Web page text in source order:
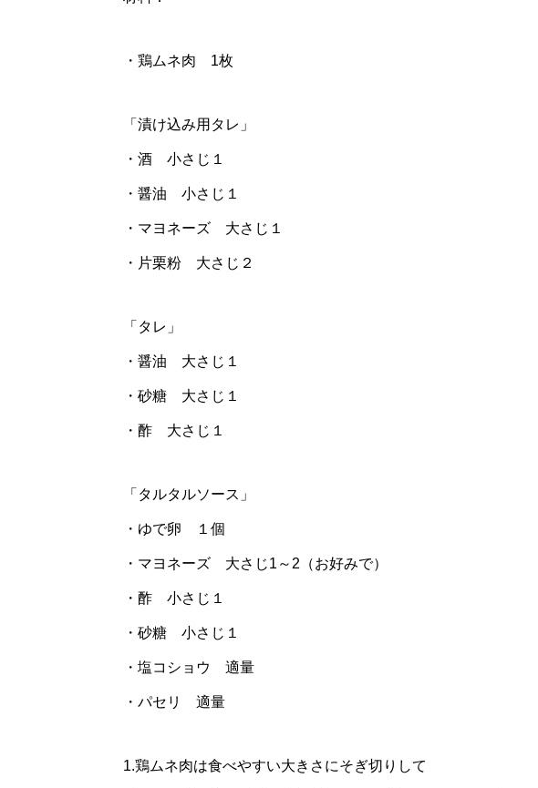
・鶏ムネ肉 1枚
「漬け込み用タレ」
・酒 小さじ１
・醤油 小さじ１
・マヨネーズ 大さじ１
・片栗粉 大さじ２
「タレ」
・醤油 大さじ１
・砂糖 大さじ１
・酢 大さじ１
「タルタルソース」
・ゆで卵 １個
・マヨネーズ 大さじ1～2（お好みで）
・酢 小さじ１
・砂糖 小さじ１
・塩コショウ 適量
・パセリ 適量
1.鶏ムネ肉は食べやすい大きさにそぎ切りして